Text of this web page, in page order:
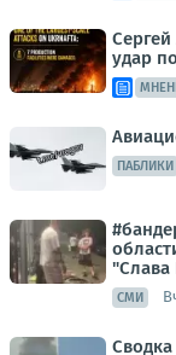
удар
ПАБЛИКИ
"Слава
СМИ
Сводка